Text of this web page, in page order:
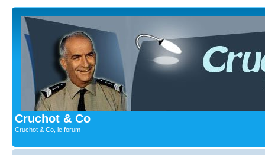
Cruchot & Co
Cruchot & Co, le forum